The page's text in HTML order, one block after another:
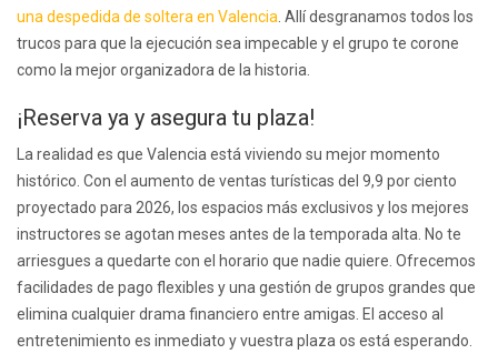
una despedida de soltera en Valencia . Allí desgranamos todos los
trucos para que la ejecución sea impecable y el grupo te corone
como la mejor organizadora de la historia.
¡Reserva ya y asegura tu plaza!
La realidad es que Valencia está viviendo su mejor momento
histórico. Con el aumento de ventas turísticas del 9,9 por ciento
proyectado para 2026, los espacios más exclusivos y los mejores
instructores se agotan meses antes de la temporada alta. No te
arriesgues a quedarte con el horario que nadie quiere. Ofrecemos
facilidades de pago flexibles y una gestión de grupos grandes que
elimina cualquier drama financiero entre amigas. El acceso al
entretenimiento es inmediato y vuestra plaza os está esperando.